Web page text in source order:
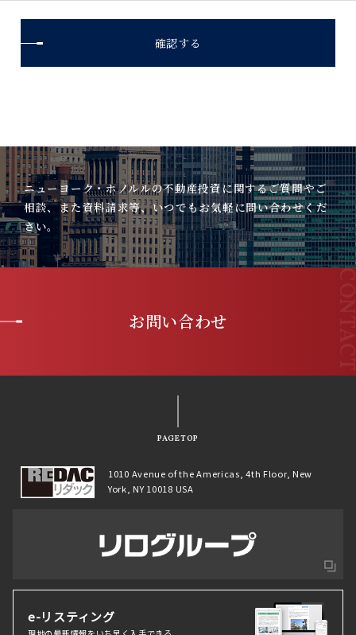
ニューヨーク・ホノルルの不動産投資に関するご質問やご
相談、また資料請求等、いつでもお気軽に問い合わせくだ
さい。
お問い合わせ
PAGETOP
1010 Avenue of the Americas, 4th Floor, New
York, NY 10018 USA
e-リスティング